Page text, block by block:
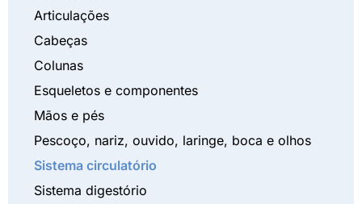
Articulações
Cabeças
Colunas
Esqueletos e componentes
Mãos e pés
Pescoço, nariz, ouvido, laringe, boca e olhos
Sistema circulatório
Sistema digestório